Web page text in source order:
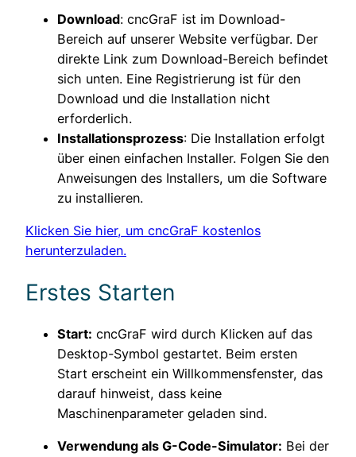
Download: cncGraF ist im Download-
Bereich auf unserer Website verfügbar. Der
direkte Link zum Download-Bereich befindet
sich unten. Eine Registrierung ist für den
Download und die Installation nicht
erforderlich.
Installationsprozess: Die Installation erfolgt
über einen einfachen Installer. Folgen Sie den
Anweisungen des Installers, um die Software
zu installieren.
Klicken Sie hier, um cncGraF kostenlos
herunterzuladen.
Erstes Starten
Start: cncGraF wird durch Klicken auf das
Desktop-Symbol gestartet. Beim ersten
Start erscheint ein Willkommensfenster, das
darauf hinweist, dass keine
Maschinenparameter geladen sind.
Verwendung als G-Code-Simulator: Bei der